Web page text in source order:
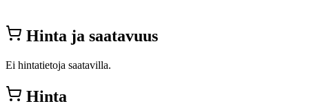
Hinta ja saatavuus
Ei hintatietoja saatavilla.
Hinta